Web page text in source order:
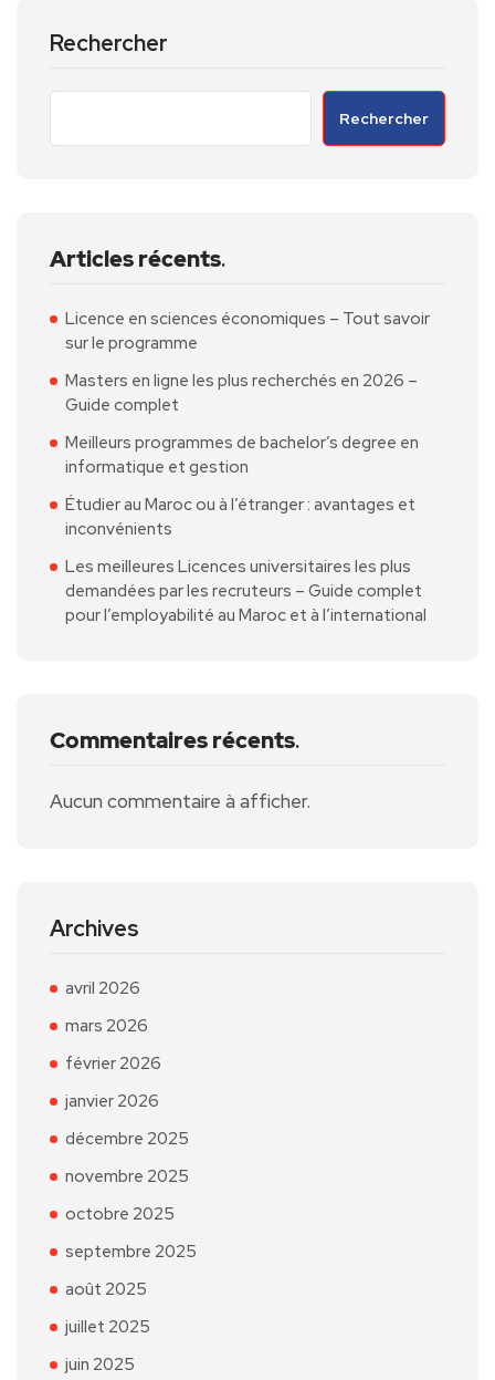
Rechercher
Rechercher
Articles récents.
Licence en sciences économiques – Tout savoir
sur le programme
Masters en ligne les plus recherchés en 2026 –
Guide complet
Meilleurs programmes de bachelor’s degree en
informatique et gestion
Étudier au Maroc ou à l’étranger : avantages et
inconvénients
Les meilleures Licences universitaires les plus
demandées par les recruteurs – Guide complet
pour l’employabilité au Maroc et à l’international
Commentaires récents.
Aucun commentaire à afficher.
Archives
avril 2026
mars 2026
février 2026
janvier 2026
décembre 2025
novembre 2025
octobre 2025
septembre 2025
août 2025
juillet 2025
juin 2025